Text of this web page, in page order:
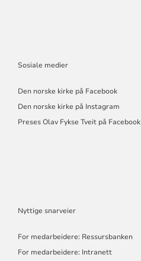
Sosiale medier
Den norske kirke på Facebook
Den norske kirke på Instagram
Preses Olav Fykse Tveit på Facebook
Nyttige snarveier
For medarbeidere: Ressursbanken
For medarbeidere: Intranett